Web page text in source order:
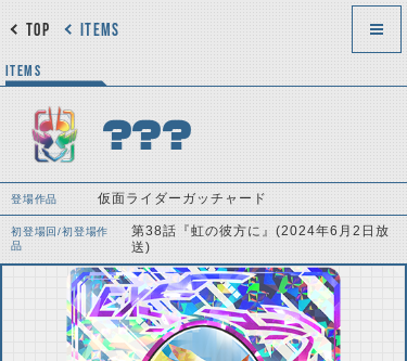
ITEMS
TOP
ITEMS
？？？
登場作品 仮面ライダーガッチャード
初登場回/初登場作
品
第38話『虹の彼方に』(2024年6月2日放
送)